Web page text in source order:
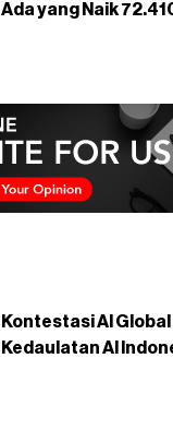
Ada yang Naik
Kontestasi AI
Kedaulatan AI